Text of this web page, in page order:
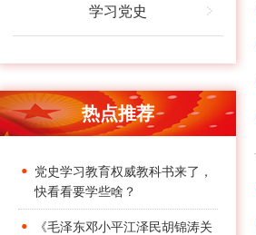
学习党史
热点推荐
党史学习教育权威教科书来了，
快看看要学些啥？
《毛泽东邓小平江泽民胡锦涛关